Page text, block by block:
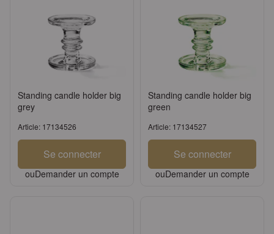
Standing candle holder big
grey
Article: 17134526
Se connecter
ouDemander un compte
Standing candle holder big
green
Article: 17134527
Se connecter
ouDemander un compte